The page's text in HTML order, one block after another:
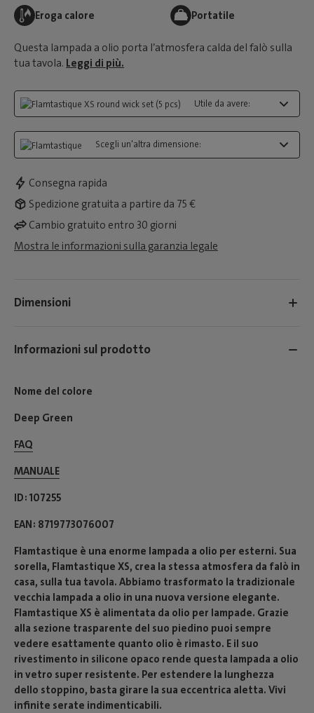
Eroga calore
Portatile
Questa lampada a olio porta l’atmosfera calda del falò sulla
tua tavola. Leggi di più.
Utile da avere:
Scegli un'altra dimensione:
Consegna rapida
Spedizione gratuita a partire da 75 €
Cambio gratuito entro 30 giorni
Mostra le informazioni sulla garanzia legale
Dimensioni
Informazioni sul prodotto
Nome del colore
Deep Green
FAQ
MANUALE
ID 107255
EAN 8719773076007
Flamtastique è una enorme lampada a olio per esterni. Sua
sorella, Flamtastique XS, crea la stessa atmosfera da falò in
casa, sulla tua tavola. Abbiamo trasformato la tradizionale
vecchia lampada a olio in una nuova versione elegante.
Flamtastique XS è alimentata da olio per lampade. Grazie
alla sezione trasparente del suo piedino puoi sempre
vedere esattamente quanto olio è rimasto. E il suo
rivestimento in silicone opaco rende questa lampada a olio
in vetro super resistente. Per estendere la lunghezza
dello stoppino, basta girare la sua eccentrica aletta. Vivi
infinite serate indimenticabili.